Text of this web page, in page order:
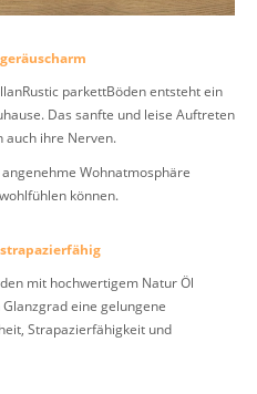
parkettBöden entsteht ein
Das sanfte und leise Auftreten
auch ihre Nerven.
Wohnatmosphäre
können.
mit hochwertigem Natur Öl
eine gelungene
Strapazierfähigkeit und